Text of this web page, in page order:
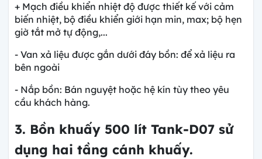
+ Mạch điều khiển nhiệt độ được thiết kế với cảm
biến nhiệt, bộ điều khiển giới hạn min, max; bộ hẹn
giờ tắt mở tự động,...
- Van xả liệu được gắn dưới đáy bồn: để xả liệu ra
bên ngoài
- Nắp bồn: Bán nguyệt hoặc hệ kín tùy theo yêu
cầu khách hàng.
3. Bồn khuấy 500 lít Tank-D07 sử
dụng hai tầng cánh khuấy.